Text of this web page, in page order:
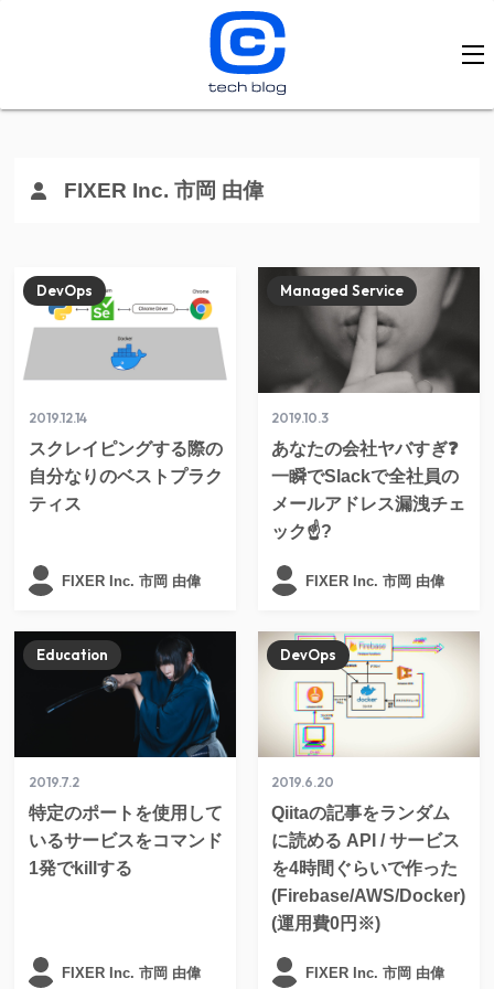
FIXER Inc. 市岡 由偉
2019.12.14
スクレイピングする際の
自分なりのベストプラク
ティス
DevOps
FIXER Inc. 市岡 由偉
2019.10.3
あなたの会社ヤバすぎ❓
一瞬でSlackで全社員の
メールアドレス漏洩チェ
ック☝?
Managed Service
FIXER Inc. 市岡 由偉
2019.7.2
特定のポートを使用して
いるサービスをコマンド
1発でkillする
Education
FIXER Inc. 市岡 由偉
2019.6.20
Qiitaの記事をランダム
に読める API / サービス
を4時間ぐらいで作った
(Firebase/AWS/Docker)
(運用費0円※)
DevOps
FIXER Inc. 市岡 由偉